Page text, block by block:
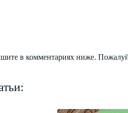
в комментариях ниже.